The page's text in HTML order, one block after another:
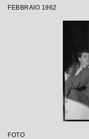
FEBBRAIO 1962
FOTO